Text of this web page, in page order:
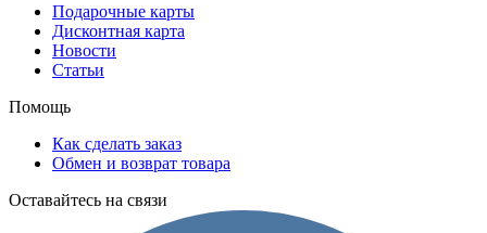
Подарочные карты
Дисконтная карта
Новости
Статьи
Помощь
Как сделать заказ
Обмен и возврат товара
Оставайтесь на связи